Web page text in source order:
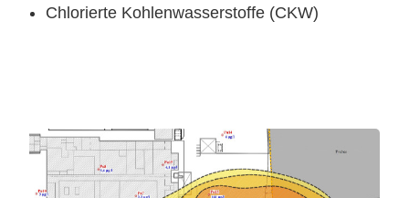
Chlorierte Kohlenwasserstoffe (CKW)